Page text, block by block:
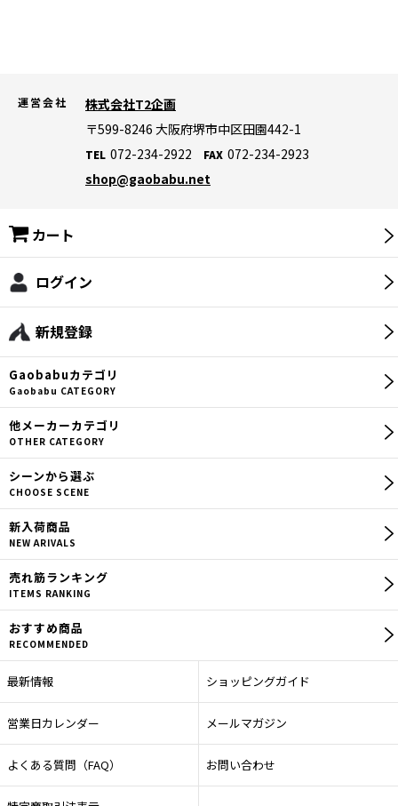
運営会社
株式会社T2企画
〒599-8246 大阪府堺市中区田園442-1
TEL 072-234-2922 FAX 072-234-2923
shop@gaobabu.net
新規登録
ログイン
カート
Gaobabuカテゴリ
Gaobabu CATEGORY
他メーカーカテゴリ
OTHER CATEGORY
シーンから選ぶ
CHOOSE SCENE
新入荷商品
NEW ARIVALS
売れ筋ランキング
ITEMS RANKING
おすすめ商品
RECOMMENDED
最新情報 ショッピングガイド
営業日カレンダー メールマガジン
よくある質問（FAQ） お問い合わせ